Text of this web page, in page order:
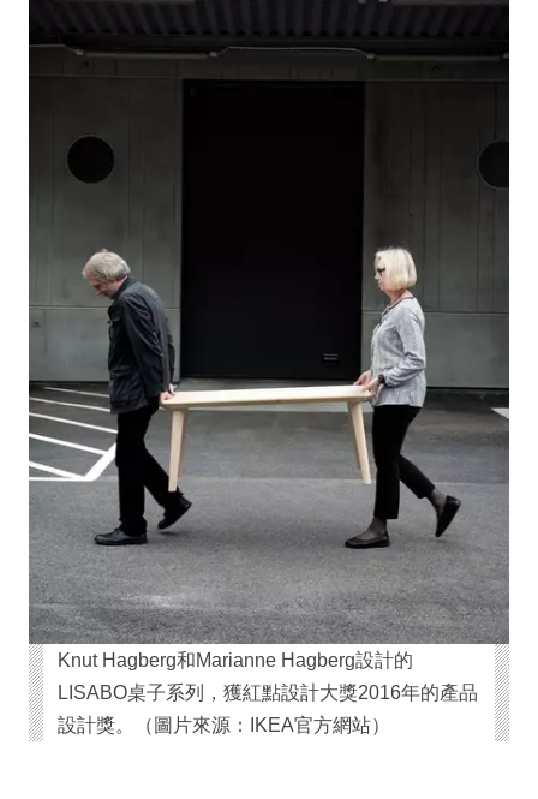
Knut Hagberg和Marianne Hagberg設計的
LISABO桌子系列，獲紅點設計大獎2016年的產品
設計獎。（圖片來源：IKEA官方網站）